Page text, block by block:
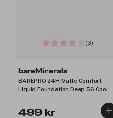
(3)
bareMinerals
BAREPRO 24H Matte Comfort
Liquid Foundation Deep 56 Cool
499 kr